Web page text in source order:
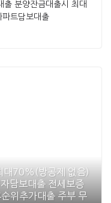
출 분양잔금대출시 최대
트담보대출
대70%(방공제 없음)
담보대출 전세보증